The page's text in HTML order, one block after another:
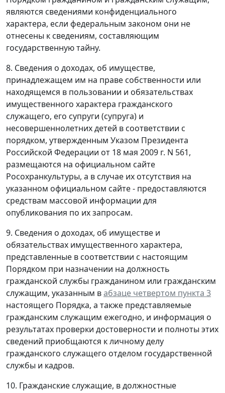
являются сведениями конфиденциального
характера, если федеральным законом они не
отнесены к сведениям, составляющим
государственную тайну.
8. Сведения о доходах, об имуществе,
принадлежащем им на праве собственности или
находящемся в пользовании и обязательствах
имущественного характера гражданского
служащего, его супруги (супруга) и
несовершеннолетних детей в соответствии с
порядком, утвержденным Указом Президента
Российской Федерации от 18 мая 2009 г. N 561,
размещаются на официальном сайте
Росохранкультуры, а в случае их отсутствия на
указанном официальном сайте - предоставляются
средствам массовой информации для
опубликования по их запросам.
9. Сведения о доходах, об имуществе и
обязательствах имущественного характера,
представленные в соответствии с настоящим
Порядком при назначении на должность
гражданской службы гражданином или гражданским
служащим, указанным вабзаце четвертом пункта 3
настоящего Порядка, а также представляемые
гражданским служащим ежегодно, и информация о
результатах проверки достоверности и полноты этих
сведений приобщаются к личному делу
гражданского служащего отделом государственной
службы и кадров.
10. Гражданские служащие, в должностные